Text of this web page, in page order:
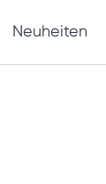
Neuheiten